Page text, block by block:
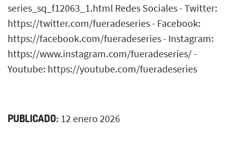
series_sq_f12063_1.html Redes Sociales - Twitter:
https://twitter.com/fueradeseries - Facebook:
https://facebook.com/fueradeseries - Instagram:
https://www.instagram.com/fueradeseries/ -
Youtube: https://youtube.com/fueradeseries
PUBLICADO: 12 enero 2026